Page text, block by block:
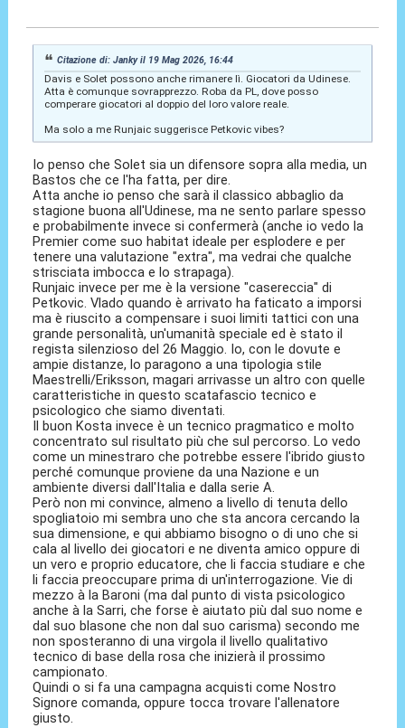
Citazione di: Janky il 19 Mag 2026, 16:44
Davis e Solet possono anche rimanere lì. Giocatori da Udinese.
Atta è comunque sovrapprezzo. Roba da PL, dove posso
comperare giocatori al doppio del loro valore reale.
Ma solo a me Runjaic suggerisce Petkovic vibes?
Io penso che Solet sia un difensore sopra alla media, un
Bastos che ce l'ha fatta, per dire.
Atta anche io penso che sarà il classico abbaglio da
stagione buona all'Udinese, ma ne sento parlare spesso
e probabilmente invece si confermerà (anche io vedo la
Premier come suo habitat ideale per esplodere e per
tenere una valutazione "extra", ma vedrai che qualche
strisciata imbocca e lo strapaga).
Runjaic invece per me è la versione "casereccia" di
Petkovic. Vlado quando è arrivato ha faticato a imporsi
ma è riuscito a compensare i suoi limiti tattici con una
grande personalità, un'umanità speciale ed è stato il
regista silenzioso del 26 Maggio. Io, con le dovute e
ampie distanze, lo paragono a una tipologia stile
Maestrelli/Eriksson, magari arrivasse un altro con quelle
caratteristiche in questo scatafascio tecnico e
psicologico che siamo diventati.
Il buon Kosta invece è un tecnico pragmatico e molto
concentrato sul risultato più che sul percorso. Lo vedo
come un minestraro che potrebbe essere l'ibrido giusto
perché comunque proviene da una Nazione e un
ambiente diversi dall'Italia e dalla serie A.
Però non mi convince, almeno a livello di tenuta dello
spogliatoio mi sembra uno che sta ancora cercando la
sua dimensione, e qui abbiamo bisogno o di uno che si
cala al livello dei giocatori e ne diventa amico oppure di
un vero e proprio educatore, che li faccia studiare e che
li faccia preoccupare prima di un'interrogazione. Vie di
mezzo à la Baroni (ma dal punto di vista psicologico
anche à la Sarri, che forse è aiutato più dal suo nome e
dal suo blasone che non dal suo carisma) secondo me
non sposteranno di una virgola il livello qualitativo
tecnico di base della rosa che inizierà il prossimo
campionato.
Quindi o si fa una campagna acquisti come Nostro
Signore comanda, oppure tocca trovare l'allenatore
giusto.